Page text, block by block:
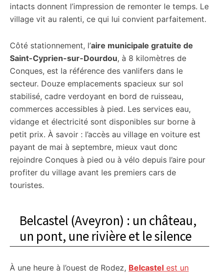
intacts donnent l’impression de remonter le temps. Le
village vit au ralenti, ce qui lui convient parfaitement.
Côté stationnement, l’aire municipale gratuite de
Saint-Cyprien-sur-Dourdou, à 8 kilomètres de
Conques, est la référence des vanlifers dans le
secteur. Douze emplacements spacieux sur sol
stabilisé, cadre verdoyant en bord de ruisseau,
commerces accessibles à pied. Les services eau,
vidange et électricité sont disponibles sur borne à
petit prix. À savoir : l’accès au village en voiture est
payant de mai à septembre, mieux vaut donc
rejoindre Conques à pied ou à vélo depuis l’aire pour
profiter du village avant les premiers cars de
touristes.
Belcastel (Aveyron) : un château,
un pont, une rivière et le silence
À une heure à l’ouest de Rodez, Belcastel est un